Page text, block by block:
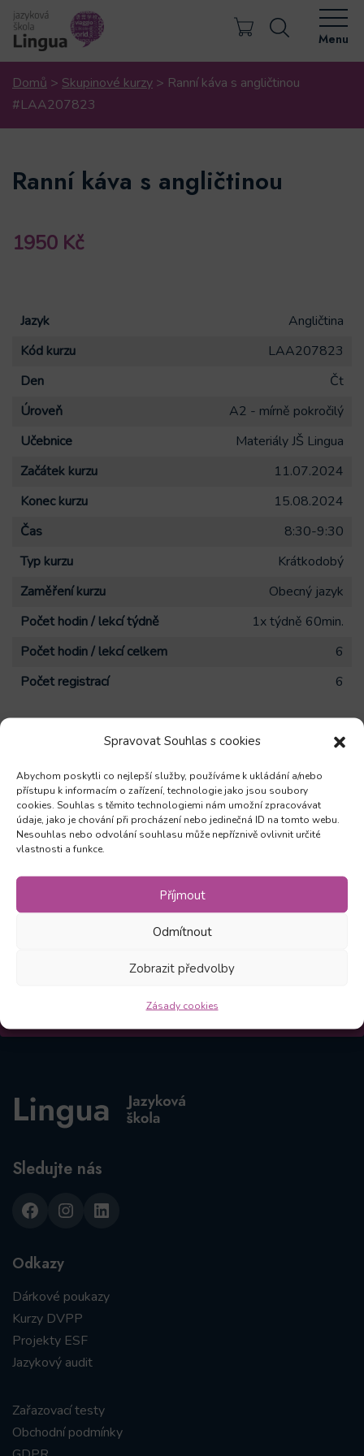
Spravovat Souhlas s cookies
Abychom poskytli co nejlepší služby, používáme k ukládání a/nebo
přístupu k informacím o zařízení, technologie jako jsou soubory
cookies. Souhlas s těmito technologiemi nám umožní zpracovávat
údaje, jako je chování při procházení nebo jedinečná ID na tomto webu.
Nesouhlas nebo odvolání souhlasu může nepříznivě ovlivnit určité
vlastnosti a funkce.
Příjmout
Odmítnout
Zobrazit předvolby
Zásady cookies
Menu
Domů > Skupinové kurzy > Ranní káva s angličtinou
#LAA207823
Ranní káva s angličtinou
1950 Kč
Jazyk
Angličtina
Kód kurzu
LAA207823
Den
Čt
Úroveň
A2 - mírně pokročilý
Učebnice
Materiály JŠ Lingua
Začátek kurzu
11.07.2024
Konec kurzu
15.08.2024
Čas
8:30-9:30
Typ kurzu
Krátkodobý
Zaměření kurzu
Obecný jazyk
Počet hodin / lekcí týdně
1x týdně 60min.
Počet hodin / lekcí celkem
6
Počet registrací
6
Zůstaňte v obraze
Odebírejte novinky a mějte přehled o všech našich
akcích
Kliknutím na Odebírat souhlasíte, že vám můžeme
zasílat novinky v souladu s našimiZásadami
Sledujte nás
Facebook
Instagram
LinkedIn
Odkazy
Dárkové poukazy
Kurzy DVPP
Projekty ESF
Jazykový audit
Zařazovací testy
Obchodní podmínky